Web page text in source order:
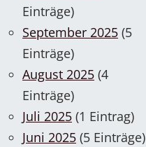
Einträge)
September 2025 (5
Einträge)
August 2025 (4
Einträge)
Juli 2025 (1 Eintrag)
Juni 2025 (5 Einträge)